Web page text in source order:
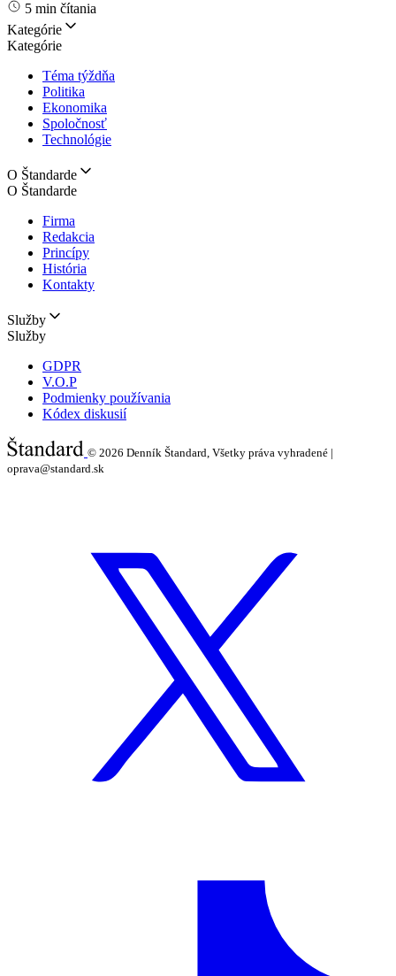
5 min čítania
Kategórie
Kategórie
Téma týždňa
Politika
Ekonomika
Spoločnosť
Technológie
O Štandarde
O Štandarde
Firma
Redakcia
Princípy
História
Kontakty
Služby
Služby
GDPR
V.O.P
Podmienky používania
Kódex diskusií
© 2026 Denník Štandard, Všetky práva vyhradené |
oprava@standard.sk